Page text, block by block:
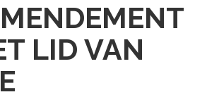
LID VAN